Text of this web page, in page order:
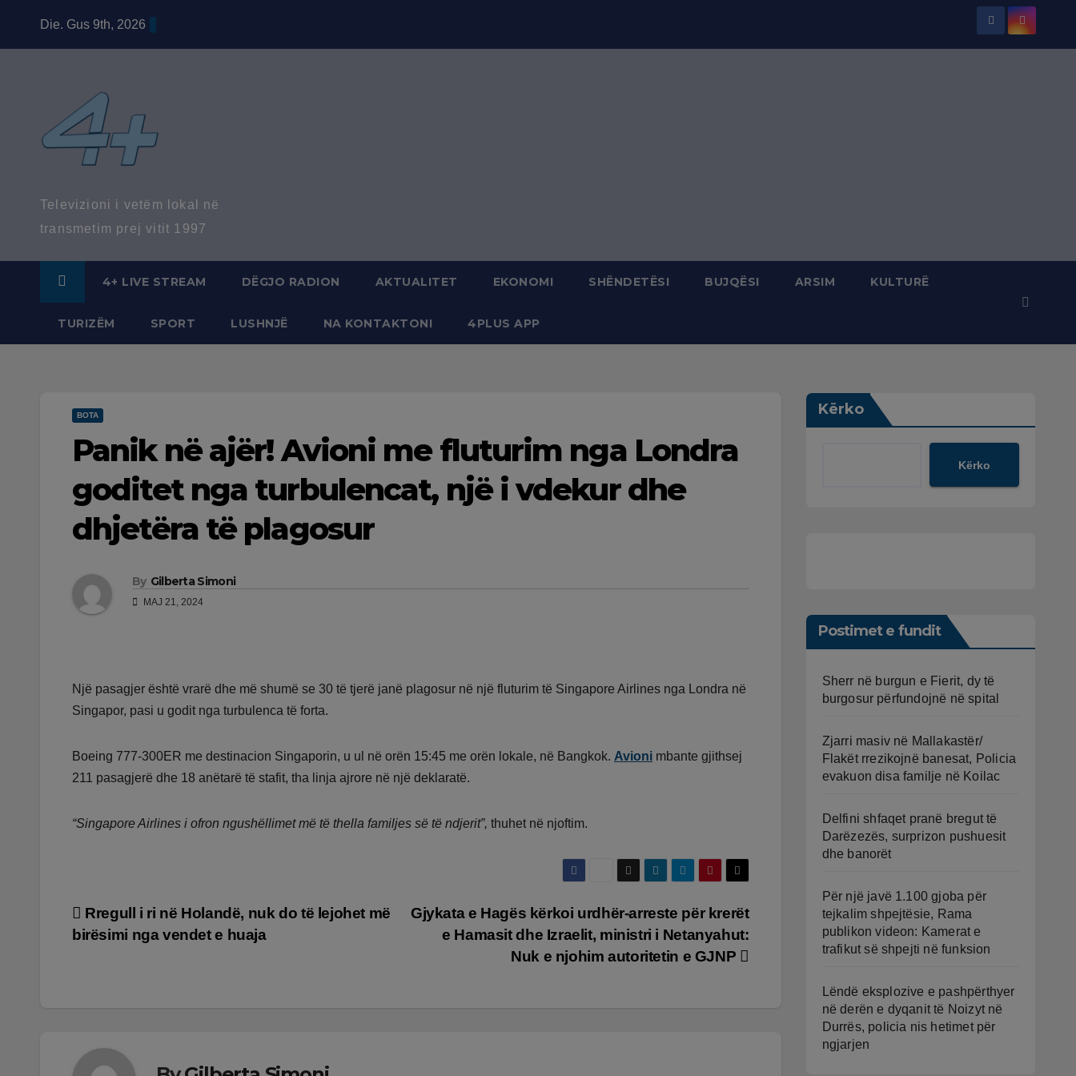
Die. Gus 9th, 2026
Televizioni i vetëm lokal në
transmetim prej vitit 1997
4+ LIVE STREAM DËGJO RADION AKTUALITET EKONOMI SHËNDETËSI BUJQËSI ARSIM KULTURË
TURIZËM SPORT LUSHNJË NA KONTAKTONI 4PLUS APP
BOTA
Panik në ajër! Avioni me fluturim nga Londra
goditet nga turbulencat, një i vdekur dhe
dhjetëra të plagosur
By Gilberta Simoni
MAJ 21, 2024
Një pasagjer është vrarë dhe më shumë se 30 të tjerë janë plagosur në një fluturim të Singapore Airlines nga Londra në
Singapor, pasi u godit nga turbulenca të forta.
Boeing 777-300ER me destinacion Singaporin, u ul në orën 15:45 me orën lokale, në Bangkok. Avioni mbante gjithsej
211 pasagjerë dhe 18 anëtarë të stafit, tha linja ajrore në një deklaratë.
“Singapore Airlines i ofron ngushëllimet më të thella familjes së të ndjerit”, thuhet në njoftim.
Lëvizje
Gjykata e Hagës kërkoi urdhër-arreste për krerët
e Hamasit dhe Izraelit, ministri i Netanyahut:
Nuk e njohim autoritetin e GJNP
Rregull i ri në Holandë, nuk do të lejohet më
birësimi nga vendet e huaja
Kërko
Kërko
Postimet e fundit
Sherr në burgun e Fierit, dy të
burgosur përfundojnë në spital
Zjarri masiv në Mallakastër/
Flakët rrezikojnë banesat, Policia
evakuon disa familje në Koilac
Delfini shfaqet pranë bregut të
Darëzezës, surprizon pushuesit
dhe banorët
Për një javë 1.100 gjoba për
tejkalim shpejtësie, Rama
publikon videon: Kamerat e
trafikut së shpejti në funksion
Lëndë eksplozive e pashpërthyer
në derën e dyqanit të Noizyt në
Durrës, policia nis hetimet për
ngjarjen